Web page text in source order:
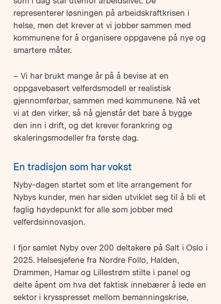
representerer løsningen på arbeidskraftkrisen i
helse, men det krever at vi jobber sammen med
kommunene for å organisere oppgavene på nye og
smartere måter.
– Vi har brukt mange år på å bevise at en
oppgavebasert velferdsmodell er realistisk
gjennomførbar, sammen med kommunene. Nå vet
vi at den virker, så nå gjenstår det bare å bygge
den inn i drift, og det krever forankring og
skaleringsmodeller fra første dag.
En tradisjon som har vokst
Nyby-dagen startet som et lite arrangement for
Nybys kunder, men har siden utviklet seg til å bli et
faglig høydepunkt for alle som jobber med
velferdsinnovasjon.
I fjor samlet Nyby over 200 deltakere på Salt i Oslo i
2025. Helsesjefene fra Nordre Follo, Halden,
Drammen, Hamar og Lillestrøm stilte i panel og
delte åpent om hva det faktisk innebærer å lede en
sektor i krysspresset mellom bemanningskrise,